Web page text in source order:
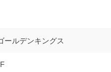
ールデンキングス